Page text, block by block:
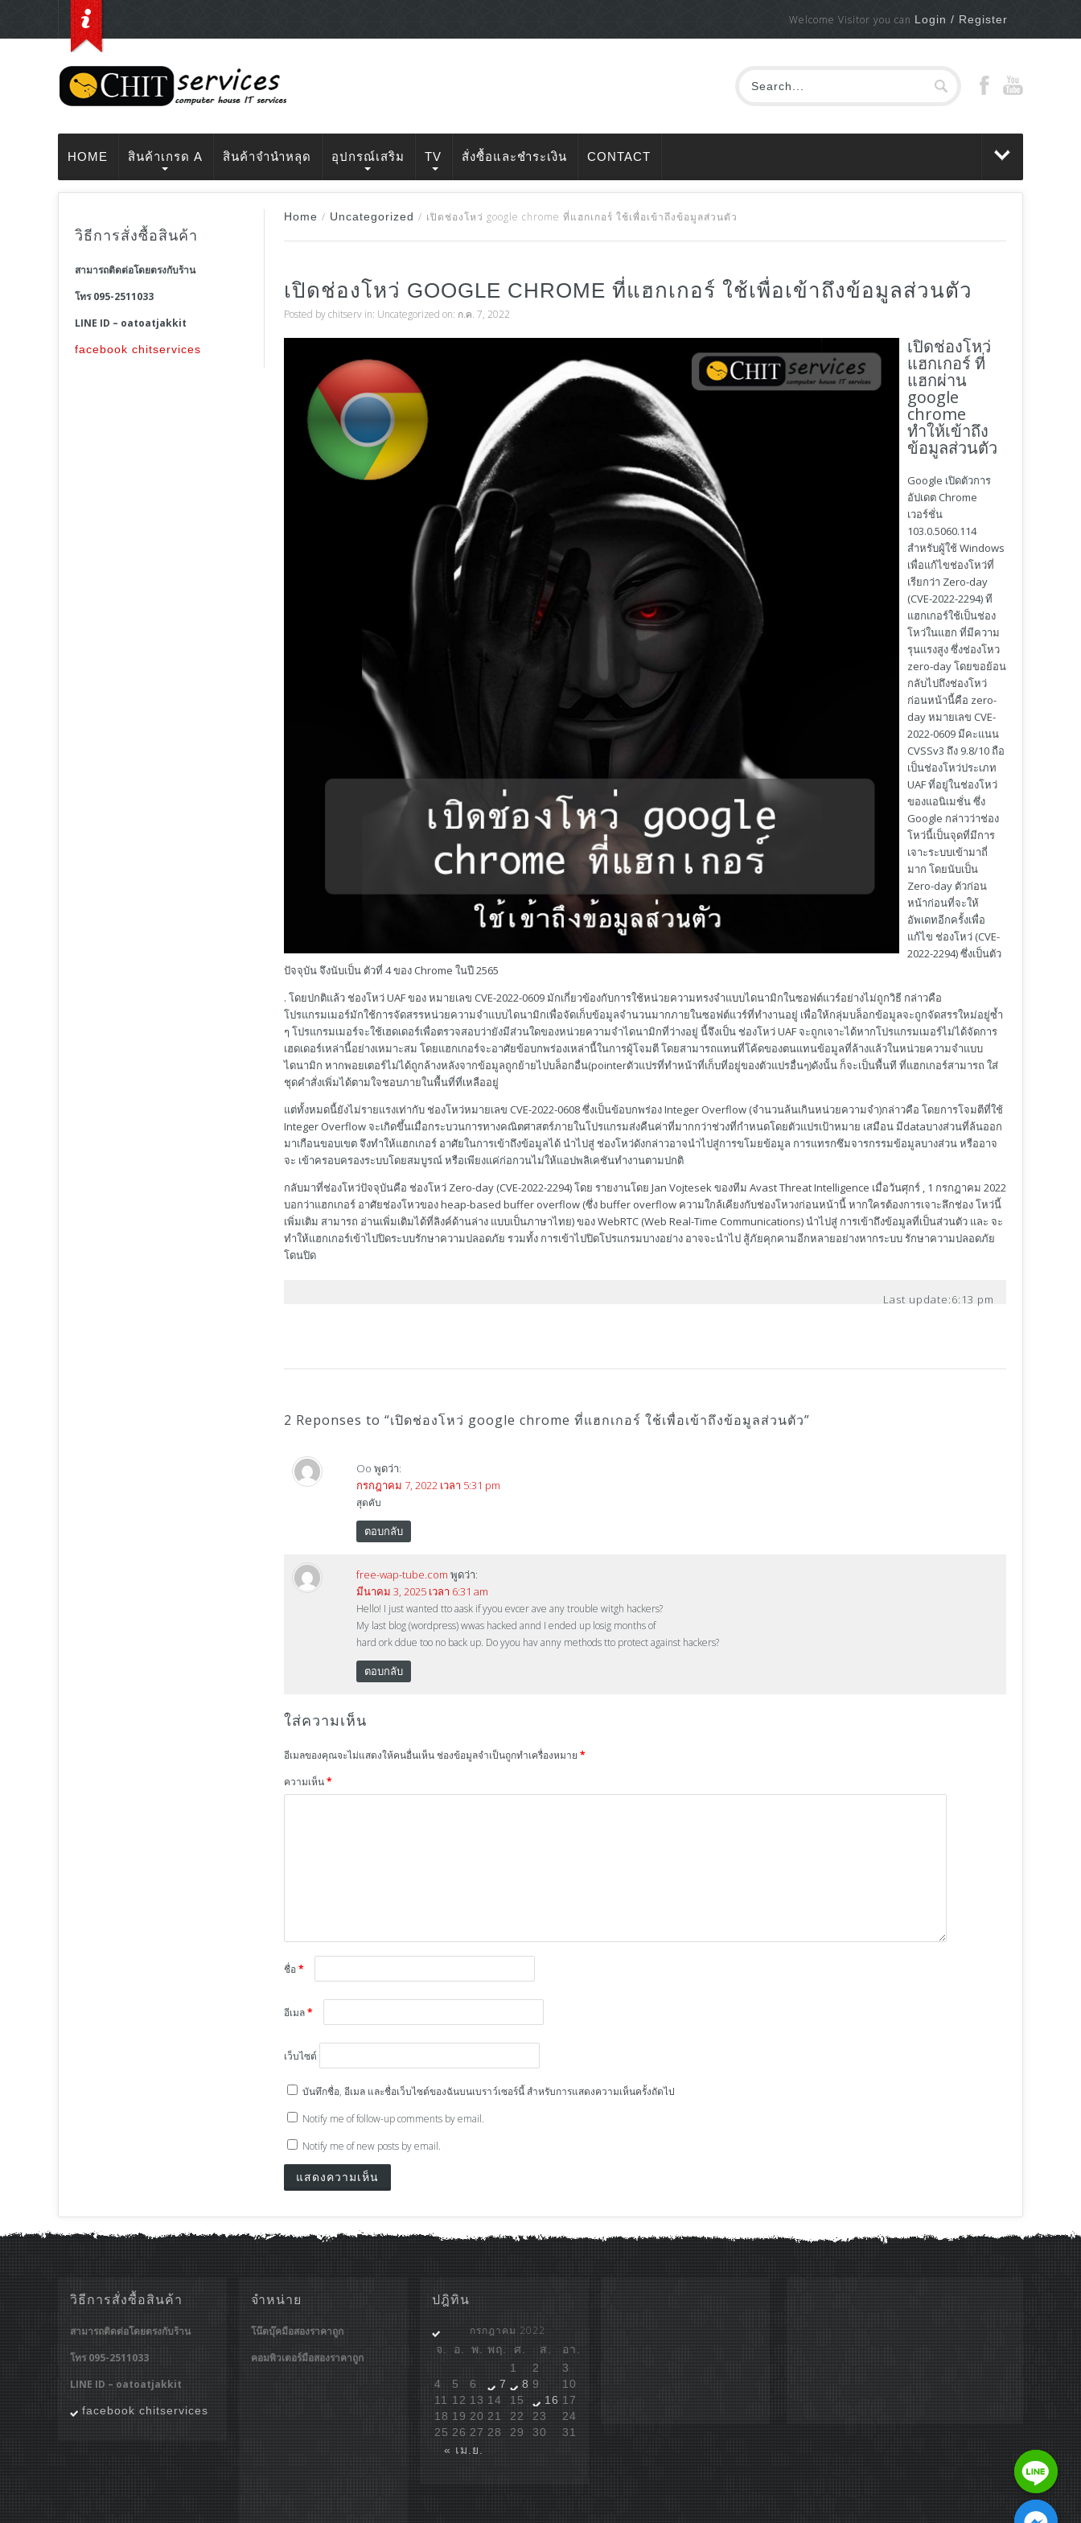
Welcome Visitor you can Login / Register
HOME สินค้าเกรด A สินค้าจำนำหลุด อุปกรณ์เสริม TV สั่งซื้อและชำระเงิน CONTACT
วิธีการสั่งซื้อสินค้า
สามารถติดต่อโดยตรงกับร้าน
โทร 095-2511033
LINE ID – oatoatjakkit
facebook chitservices
Home / Uncategorized / เปิดช่องโหว่ google chrome ที่แฮกเกอร์ ใช้เพื่อเข้าถึงข้อมูลส่วนตัว
เปิดช่องโหว่ GOOGLE CHROME ที่แฮกเกอร์ ใช้เพื่อเข้าถึงข้อมูลส่วนตัว
Posted bychitserv in: Uncategorized on: ก.ค. 7, 2022
เปิดช่องโหว่
แฮกเกอร์ ที่
แฮกผ่าน
google
chrome
ทำให้เข้าถึง
ข้อมูลส่วนตัว
Google เปิดตัวการ
อัปเดต Chrome
เวอร์ชั่น
103.0.5060.114
สำหรับผู้ใช้ Windows
เพื่อแก้ไขช่องโหว่ที่
เรียกว่า Zero-day
(CVE-2022-2294) ที
แฮกเกอร์ใช้เป็นช่อง
โหว่ในแฮก ที่มีความ
รุนแรงสูง ซึ่งช่องโหว
zero-day โดยขอย้อน
กลับไปถึงช่องโหว่
ก่อนหน้านี้คือ zero-
day หมายเลข CVE-
2022-0609 มีคะแนน
CVSSv3 ถึง 9.8/10 ถือ
เป็นช่องโหว่ประเภท​
UAF ที่อยู่ในช่องโหว่
ของแอนิเมชั่น ซึ่ง
Google กล่าวว่าช่อง
โหว่นี้เป็นจุดที่มีการ
เจาะระบบเข้ามาถี่
มาก โดยนับเป็น
Zero-day ตัวก่อน
หน้าก่อนที่จะให้
อัพเดทอีกครั้งเพื่อ
แก้ไข ช่องโหว่ (CVE-
2022-2294) ซึ่งเป็นตัว
ปัจจุบัน จึงนับเป็น ตัวที่ 4 ของ Chrome ในปี 2565
. โดยปกติแล้ว ช่องโหว่ UAF ของ หมายเลข CVE-2022-0609 มักเกี่ยวข้องกับการใช้หน่วยความทรงจำแบบไดนามิกในซอฟต์แวร์อย่างไม่ถูกวิธี กล่าวคือ
โปรแกรมเมอร์มักใช้การจัดสรรหน่วยความจำแบบไดนามิกเพื่อจัดเก็บข้อมูลจำนวนมากภายในซอฟต์แวร์ที่ทำงานอยู่ เพื่อให้กลุ่มบล็อกข้อมูลจะถูกจัดสรรใหม่อยู่ซ้ำ
ๆ โปรแกรมเมอร์จะใช้เฮดเดอร์เพื่อตรวจสอบว่ายังมีส่วนใดของหน่วยความจำไดนามิกที่ว่างอยู่ นี้จึงเป็น ช่องโหว่ UAF จะถูกเจาะได้หากโปรแกรมเมอร์ไม่ได้จัดการ
เฮดเดอร์เหล่านี้อย่างเหมาะสม โดยแฮกเกอร์จะอาศัยข้อบกพร่องเหล่านี้ในการผู้โจมตี โดยสามารถแทนที่โค้ดของตนแทนข้อมูลที่ล้างแล้วในหน่วยความจำแบบ
ไดนามิก หากพอยเตอร์ไม่ได้ถูกล้างหลังจากข้อมูลถูกย้ายไปบล็อกอื่น(pointerตัวแปรที่ทำหน้าที่เก็บที่อยู่ของตัวแปรอื่นๆ)ดังนั้น ก็จะเป็นพื้นที ที่แฮกเกอร์สามารถ ใส่
ชุดคำสั่งเพิ่มได้ตามใจชอบภายในพื้นที่ที่เหลืออยู่
แต่ทั้งหมดนี้ยังไม่รายแรงเท่ากับ ช่องโหว่หมายเลข CVE-2022-0608 ซึ่งเป็นข้อบกพร่อง Integer Overflow (จำนวนล้นเกินหน่วยความจำ)กล่าวคือ โดยการโจมตีที่ใช้
Integer Overflow จะเกิดขึ้นเมื่อกระบวนการทางคณิตศาสตร์ภายในโปรแกรมส่งคืนค่าที่มากกว่าช่วงที่กำหนดโดยตัวแปรเป้าหมาย เสมือน มีdataบางส่วนที่ล้นออก
มาเกือนขอบเขต จึงทำให้แฮกเกอร์ อาศัยในการเข้าถึงข้อมูลได้ นำไปสู่ ช่องโหว่ดังกล่าวอาจนำไปสู่การขโมยข้อมูล การแทรกซึมจารกรรมข้อมูลบางส่วน หรืออาจ
จะ เข้าครอบครองระบบโดยสมบูรณ์ หรือเพียงแค่ก่อกวนไม่ให้แอปพลิเคชันทำงานตามปกติ
กลับมาที่ช่องโหว่ปัจจุบันคือ ช่องโหว่ Zero-day (CVE-2022-2294) โดย รายงานโดย Jan Vojtesek ของทีม Avast Threat Intelligence เมื่อวันศุกร์ , 1 กรกฎาคม 2022
บอกว่าแฮกเกอร์ อาศัยช่องโหวของ heap-based buffer overflow (ซึ่ง buffer overflow ความใกล้เคียงกับช่องโหวงก่อนหน้านี้ หากใครต้องการเจาะลึกช่อง โหว่นี้
เพิ่มเติม สามารถ อ่านเพิ่มเติมได้ที่ลิงค์ด้านล่าง แบบเป็นภาษาไทย) ของ WebRTC (Web Real-Time Communications) นำไปสู่ การเข้าถึงข้อมูลที่เป็นส่วนตัว และ จะ
ทำให้แฮกเกอร์เข้าไปปิดระบบรักษาความปลอดภัย รวมทั้ง การเข้าไปปิดโปรแกรมบางอย่าง อาจจะนำไป สู้ภัยคุกคามอีกหลายอย่างหากระบบ รักษาความปลอดภัย
โดนปิด
Last update:6:13 pm
2 Reponses to “เปิดช่องโหว่ google chrome ที่แฮกเกอร์ ใช้เพื่อเข้าถึงข้อมูลส่วนตัว”
Oo พูดว่า:
กรกฎาคม 7, 2022 เวลา 5:31 pm
สุดคับ
ตอบกลับ
free-wap-tube.com พูดว่า:
มีนาคม 3, 2025 เวลา 6:31 am
Hello! I just wanted tto aask if yyou evcer ave any trouble witgh hackers?
My last blog (wordpress) wwas hacked annd I ended up losig months of
hard ork ddue too no back up. Do yyou hav anny methods tto protect against hackers?
ตอบกลับ
ใส่ความเห็น
อีเมลของคุณจะไม่แสดงให้คนอื่นเห็นช่องข้อมูลจำเป็นถูกทำเครื่องหมาย *
ความเห็น*
ชื่อ*
อีเมล*
เว็บไซต์
บันทึกชื่อ, อีเมล และชื่อเว็บไซต์ของฉันบนเบราว์เซอร์นี้ สำหรับการแสดงความเห็นครั้งถัดไป
Notify me of follow-up comments by email.
Notify me of new posts by email.
วิธีการสั่งซื้อสินค้า
สามารถติดต่อโดยตรงกับร้าน
โทร 095-2511033
LINE ID – oatoatjakkit
facebook chitservices
จำหน่าย
โน๊ตบุ๊คมือสองราคาถูก
คอมพิวเตอร์มือสองราคาถูก
ปฎิทิน
กรกฎาคม 2022
จ. อ. พ. พฤ. ศ. ส.
อา.
1
2
3
4
5 6 7 8 9
10
11
12 13 14 15 16 17
18 19 20 21 22 23
24
25 26 27 28 29 30
31
« เม.ย.